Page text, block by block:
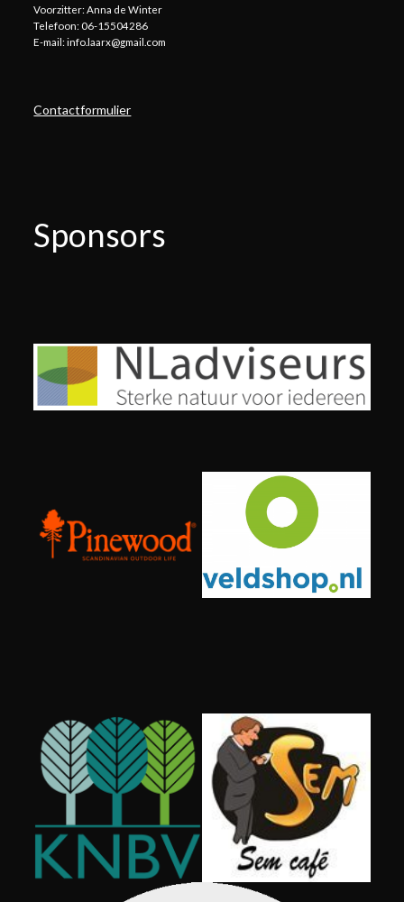
Voorzitter: Anna de Winter
Telefoon: 06-15504286
E-mail: info.laarx@gmail.com
Contactformulier
Sponsors